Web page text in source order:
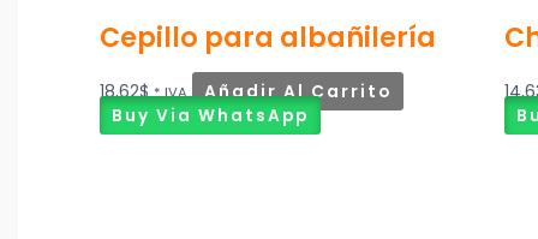
Cepillo para albañilería
18,62$ * IVA
Añadir Al Carrito
Buy Via WhatsApp